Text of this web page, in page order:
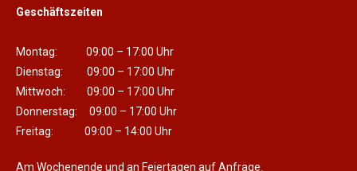
Geschäftszeiten
Montag: 09:00 – 17:00 Uhr
Dienstag: 09:00 – 17:00 Uhr
Mittwoch: 09:00 – 17:00 Uhr
Donnerstag: 09:00 – 17:00 Uhr
Freitag: 09:00 – 14:00 Uhr
Am Wochenende und an Feiertagen auf Anfrage.